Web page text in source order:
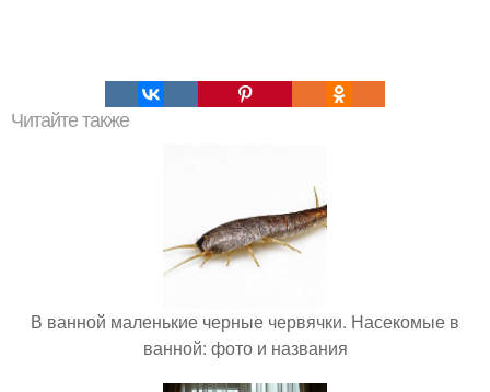
Читайте также
В ванной маленькие черные червячки. Насекомые в
ванной: фото и названия